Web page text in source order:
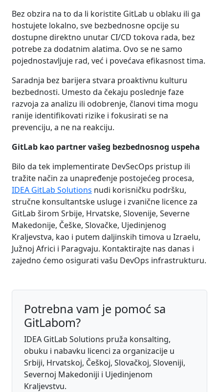
Bez obzira na to da li koristite GitLab u oblaku ili ga
hostujete lokalno, sve bezbednosne opcije su
dostupne direktno unutar CI/CD tokova rada, bez
potrebe za dodatnim alatima. Ovo se ne samo
pojednostavljuje rad, već i povećava efikasnost tima.
Saradnja bez barijera stvara proaktivnu kulturu
bezbednosti. Umesto da čekaju poslednje faze
razvoja za analizu ili odobrenje, članovi tima mogu
ranije identifikovati rizike i fokusirati se na
prevenciju, a ne na reakciju.
GitLab kao partner vašeg bezbednosnog uspeha
Bilo da tek implementirate DevSecOps pristup ili
tražite način za unapređenje postojećeg procesa,
IDEA GitLab Solutions nudi korisničku podršku,
stručne konsultantske usluge i zvanične licence za
GitLab širom Srbije, Hrvatske, Slovenije, Severne
Makedonije, Češke, Slovačke, Ujedinjenog
Kraljevstva, kao i putem daljinskih timova u Izraelu,
Južnoj Africi i Paragvaju. Kontaktirajte nas danas i
zajedno ćemo osigurati vašu DevOps infrastrukturu.
Potrebna vam je pomoć sa
GitLabom?
IDEA GitLab Solutions pruža konsalting,
obuku i nabavku licenci za organizacije u
Srbiji, Hrvatskoj, Češkoj, Slovačkoj, Sloveniji,
Severnoj Makedoniji i Ujedinjenom
Kraljevstvu.